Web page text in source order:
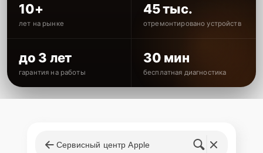
10+
лет на рынке
45 тыс.
отремонтировано устройств
до 3 лет
гарантия на работы
30 мин
бесплатная диагностика
Сервисный центр Apple